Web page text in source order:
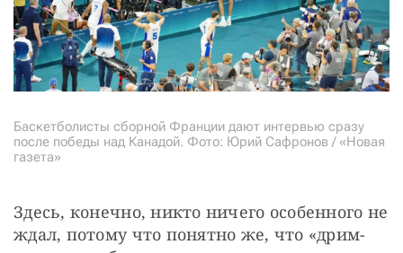
Баскетболисты сборной Франции дают интервью сразу
после победы над Канадой. Фото: Юрий Сафронов / «Новая
газета»
Здесь, конечно, никто ничего особенного не
ждал, потому что понятно же, что «дрим-